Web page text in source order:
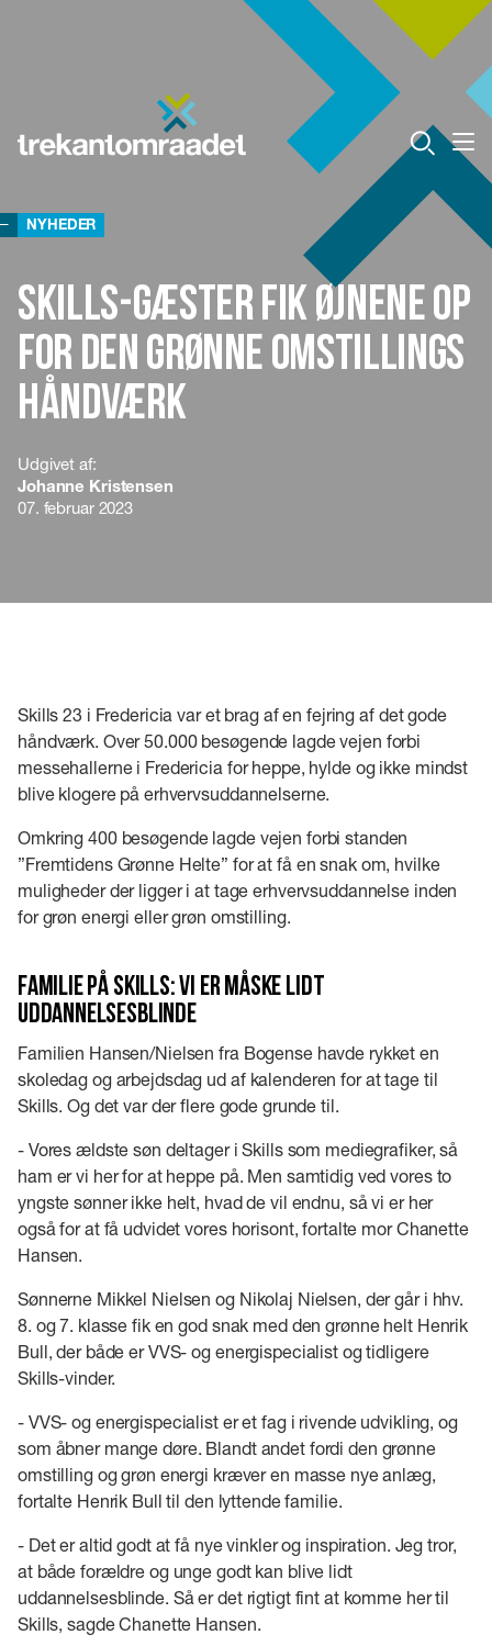
NYHEDER
Skills-gæster fik øjnene op
for den grønne omstillings
håndværk
Udgivet af:
Johanne Kristensen
07. februar 2023
Skills 23 i Fredericia var et brag af en fejring af det gode
håndværk. Over 50.000 besøgende lagde vejen forbi
messehallerne i Fredericia for heppe, hylde og ikke mindst
blive klogere på erhvervsuddannelserne.
Omkring 400 besøgende lagde vejen forbi standen
”Fremtidens Grønne Helte” for at få en snak om, hvilke
muligheder der ligger i at tage erhvervsuddannelse inden
for grøn energi eller grøn omstilling.
Familie på Skills: Vi er måske lidt
uddannelsesblinde
Familien Hansen/Nielsen fra Bogense havde rykket en
skoledag og arbejdsdag ud af kalenderen for at tage til
Skills. Og det var der flere gode grunde til.
- Vores ældste søn deltager i Skills som mediegrafiker, så
ham er vi her for at heppe på. Men samtidig ved vores to
yngste sønner ikke helt, hvad de vil endnu, så vi er her
også for at få udvidet vores horisont, fortalte mor Chanette
Hansen.
Sønnerne Mikkel Nielsen og Nikolaj Nielsen, der går i hhv.
8. og 7. klasse fik en god snak med den grønne helt Henrik
Bull, der både er VVS- og energispecialist og tidligere
Skills-vinder.
- VVS- og energispecialist er et fag i rivende udvikling, og
som åbner mange døre. Blandt andet fordi den grønne
omstilling og grøn energi kræver en masse nye anlæg,
fortalte Henrik Bull til den lyttende familie.
- Det er altid godt at få nye vinkler og inspiration. Jeg tror,
at både forældre og unge godt kan blive lidt
uddannelsesblinde. Så er det rigtigt fint at komme her til
Skills, sagde Chanette Hansen.